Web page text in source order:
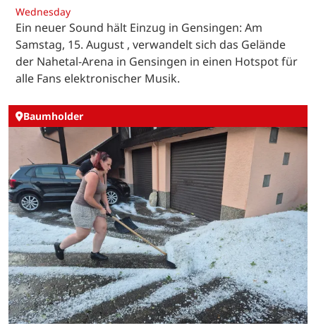
Wednesday
Ein neuer Sound hält Einzug in Gensingen: Am
Samstag, 15. August , verwandelt sich das Gelände
der Nahetal-Arena in Gensingen in einen Hotspot für
alle Fans elektronischer Musik.
Baumholder